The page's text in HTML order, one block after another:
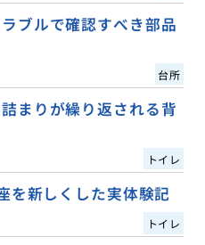
ブルで確認すべき部品
台所
まりが繰り返される背
トイレ
を新しくした実体験記
トイレ